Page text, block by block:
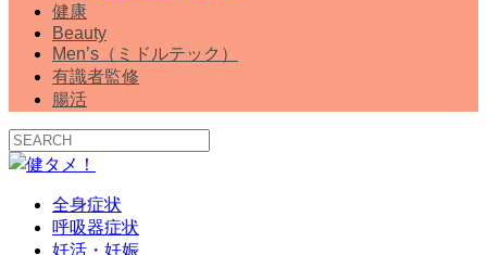
健康
Beauty
Men’s（ミドルテック）
有識者監修
腸活
全身症状
呼吸器症状
妊活・妊娠